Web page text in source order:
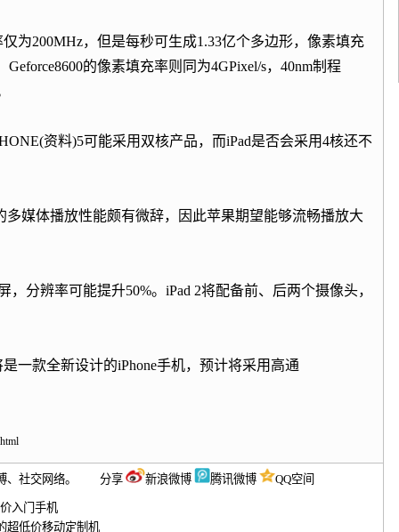
200MHz，但是每秒可生成1.33亿个多边形，像素填充
的像素填充率则同为4GPixel/s，40nm制程
(资料)5可能采用双核产品，而iPad是否会采用4核还不
体播放性能颇有微辞，因此苹果期望能够流畅播放大
分辨率可能提升50%。iPad 2将配备前、后两个摄像头，
款全新设计的iPhone手机，预计将采用高通
博、社交网络。 分享 新浪微博 腾讯微博 QQ空间
入门手机
超低价移动定制机